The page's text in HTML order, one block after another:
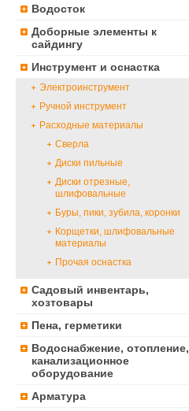
Водосток
Доборные элементы к
сайдингу
Инструмент и оснастка
Электроинструмент
Ручной инструмент
Расходные материалы
Сверла
Диски пильные
Диски отрезные,
шлифовальные
Буры, пики, зубила, коронки
Корщетки, шлифовальные
материалы
Прочая оснастка
Садовый инвентарь,
хозтовары
Пена, герметики
Водоснабжение, отопление,
канализационное
оборудование
Арматура